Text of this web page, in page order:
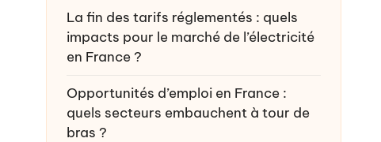
La fin des tarifs réglementés : quels
impacts pour le marché de l’électricité
en France ?
Opportunités d’emploi en France :
quels secteurs embauchent à tour de
bras ?